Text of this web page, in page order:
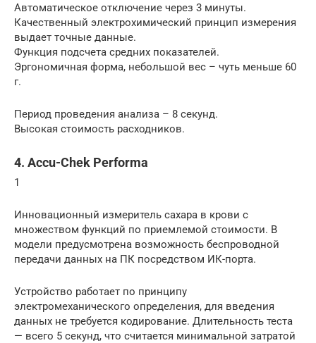
Автоматическое отключение через 3 минуты.
Качественный электрохимический принцип измерения
выдает точные данные.
Функция подсчета средних показателей.
Эргономичная форма, небольшой вес – чуть меньше 60
г.
Период проведения анализа – 8 секунд.
Высокая стоимость расходников.
4. Accu-Chek Performa
1
Инновационный измеритель сахара в крови с
множеством функций по приемлемой стоимости. В
модели предусмотрена возможность беспроводной
передачи данных на ПК посредством ИК-порта.
Устройство работает по принципу
электромеханического определения, для введения
данных не требуется кодирование. Длительность теста
— всего 5 секунд, что считается минимальной затратой